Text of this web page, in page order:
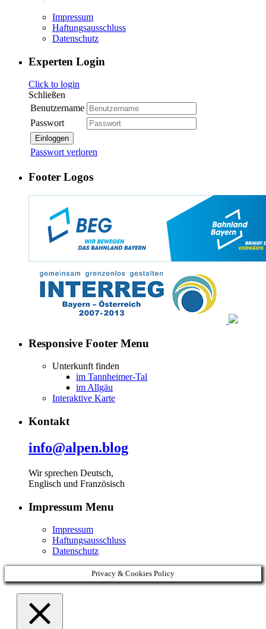
Impressum
Haftungsausschluss
Datenschutz
Experten Login
Click to login
Schließen
Benutzername
Passwort
Einloggen
Passwort verloren
Footer Logos
Responsive Footer Menu
Unterkunft finden
im Tannheimer-Tal
im Allgäu
Interaktive Karte
Kontakt
info@alpen.blog
Wir sprechen Deutsch,
Englisch und Französisch
Impressum Menu
Impressum
Haftungsausschluss
Datenschutz
Privacy & Cookies Policy